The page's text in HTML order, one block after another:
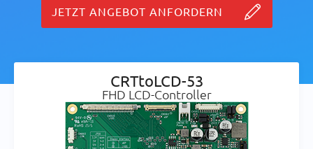
JETZT ANGEBOT ANFORDERN
CRTtoLCD-53
FHD LCD-Controller